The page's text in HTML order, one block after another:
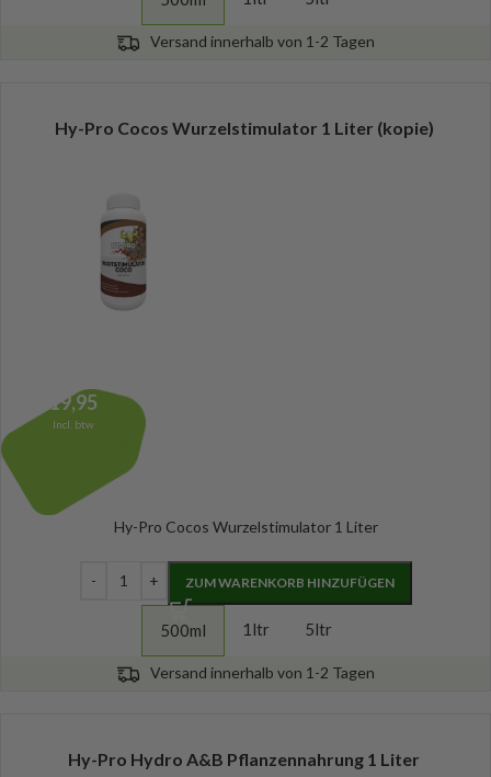
Versand innerhalb von 1-2 Tagen
Hy-Pro Cocos Wurzelstimulator 1 Liter (kopie)
19,95
Incl. btw
Hy-Pro Cocos Wurzelstimulator 1 Liter
ZUM WARENKORB HINZUFÜGEN
500ml 1ltr 5ltr
Versand innerhalb von 1-2 Tagen
Hy-Pro Hydro A&B Pflanzennahrung 1 Liter